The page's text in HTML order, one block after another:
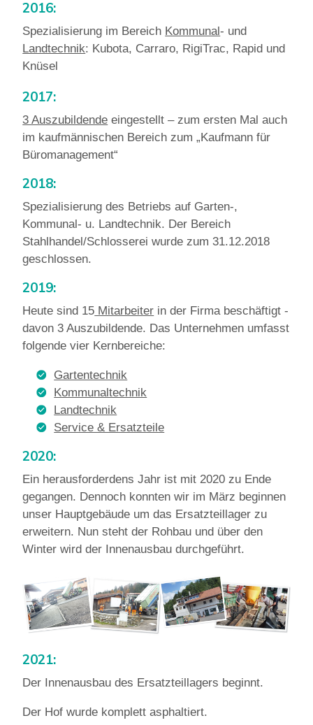
2016:
Spezialisierung im Bereich Kommunal- und
Landtechnik: Kubota, Carraro, RigiTrac, Rapid und
Knüsel
2017:
3 Auszubildende eingestellt – zum ersten Mal auch
im kaufmännischen Bereich zum „Kaufmann für
Büromanagement“
2018:
Spezialisierung des Betriebs auf Garten-,
Kommunal- u. Landtechnik. Der Bereich
Stahlhandel/Schlosserei wurde zum 31.12.2018
geschlossen.
2019:
Heute sind 15 Mitarbeiter in der Firma beschäftigt -
davon 3 Auszubildende. Das Unternehmen umfasst
folgende vier Kernbereiche:
Gartentechnik
Kommunaltechnik
Landtechnik
Service & Ersatzteile
2020:
Ein herausforderdens Jahr ist mit 2020 zu Ende
gegangen. Dennoch konnten wir im März beginnen
unser Hauptgebäude um das Ersatzteillager zu
erweitern. Nun steht der Rohbau und über den
Winter wird der Innenausbau durchgeführt.
2021:
Der Innenausbau des Ersatzteillagers beginnt.
Der Hof wurde komplett asphaltiert.